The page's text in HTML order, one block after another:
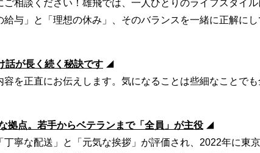
ご相談ください！雄飛では、一人ひとりのライフスタイ
与」と「理想の休み」、そのバランスを一緒に正解にし
話が長く続く秘訣です ◢
を正直にお伝えします。気になることは些細なことでも
拠点。若手からベテランまで「全員」が主役 ◢
寧な配送」と「元気な挨拶」が評価され、2022年に東